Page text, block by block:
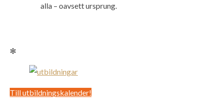
alla – oavsett ursprung.
✻
Till utbildningskalender!